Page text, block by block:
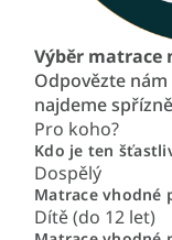
Výběr matrace
Odpovězte
najdeme
Pro koho?
Kdo je ten
Dospělý
Matrace vhodné
Dítě (do 12 let)